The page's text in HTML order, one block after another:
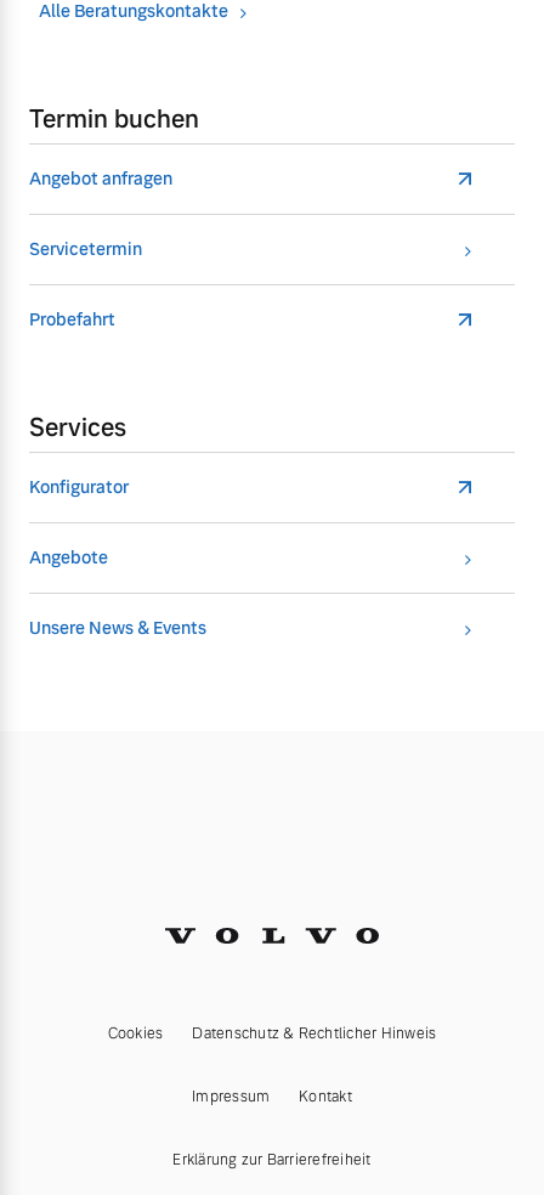
Alle Beratungskontakte
Termin buchen
Angebot anfragen
Servicetermin
Probefahrt
Services
Konfigurator
Angebote
Unsere News & Events
Cookies Datenschutz & Rechtlicher Hinweis
Impressum Kontakt
Erklärung zur Barrierefreiheit